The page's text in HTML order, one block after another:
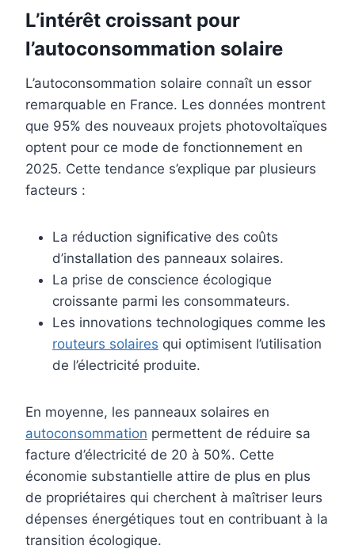
L’intérêt croissant pour
l’autoconsommation solaire
L’autoconsommation solaire connaît un essor
remarquable en France. Les données montrent
que 95% des nouveaux projets photovoltaïques
optent pour ce mode de fonctionnement en
2025. Cette tendance s’explique par plusieurs
facteurs :
La réduction significative des coûts
d’installation des panneaux solaires.
La prise de conscience écologique
croissante parmi les consommateurs.
Les innovations technologiques comme les
routeurs solaires qui optimisent l’utilisation
de l’électricité produite.
En moyenne, les panneaux solaires en
autoconsommation permettent de réduire sa
facture d’électricité de 20 à 50%. Cette
économie substantielle attire de plus en plus
de propriétaires qui cherchent à maîtriser leurs
dépenses énergétiques tout en contribuant à la
transition écologique.